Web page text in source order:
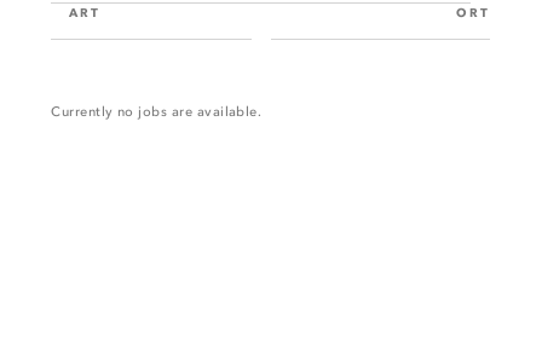
ART ORT
Currently no jobs are available.